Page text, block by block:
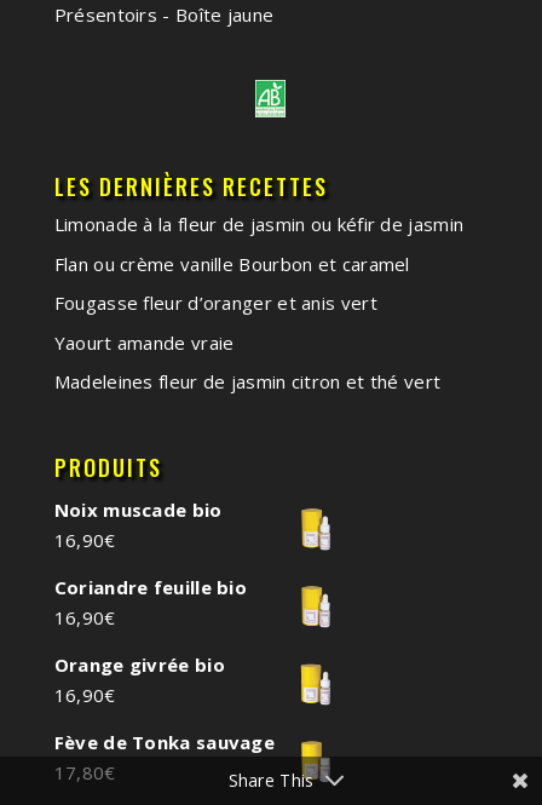
Présentoirs - Boîte jaune
LES DERNIÈRES RECETTES
Limonade à la fleur de jasmin ou kéfir de jasmin
Flan ou crème vanille Bourbon et caramel
Fougasse fleur d’oranger et anis vert
Yaourt amande vraie
Madeleines fleur de jasmin citron et thé vert
PRODUITS
Noix muscade bio
16,90€
Coriandre feuille bio
16,90€
Orange givrée bio
16,90€
Fève de Tonka sauvage
17,80€ Share This